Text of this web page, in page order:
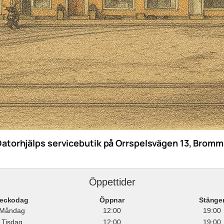
servicebutik på Orrspelsvägen 13,
Öppettider
Öppnar
12:00
19:00
Tisdag
12:00 19:00